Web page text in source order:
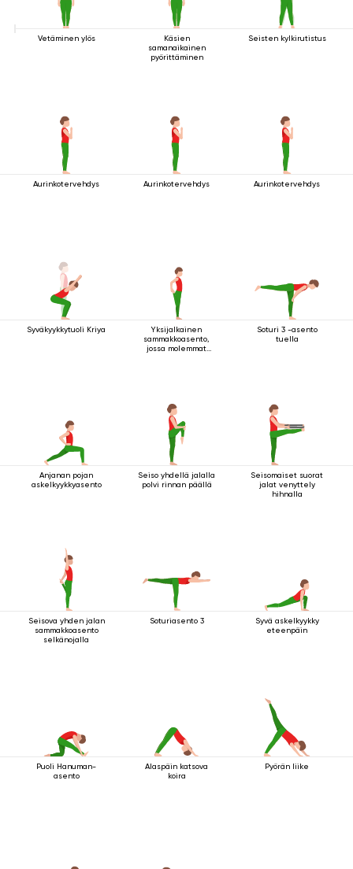
Vetäminen ylös
Käsien
samanaikainen
pyörittäminen
Seisten kylkirutistus
Aurinkotervehdys Aurinkotervehdys Aurinkotervehdys
Syväkyykkytuoli Kriya
Yksijalkainen
sammakkoasento,
jossa molemmat
Soturi 3 -asento
tuella
Anjanan pojan
askelkyykkyasento
Seiso yhdellä jalalla
polvi rinnan päällä
Seisomaiset suorat
jalat venyttely
hihnalla
Seisova yhden jalan
sammakkoasento
selkänojalla
Soturiasento 3
Syvä askelkyykky
eteenpäin
Puoli Hanuman-
asento
Alaspäin katsova
koira
Pyörän liike